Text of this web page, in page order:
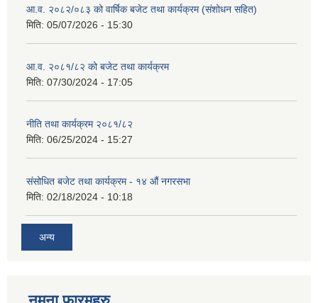
आ.व. २०८२/०८३ को वार्षिक बजेट तथा कार्यक्रम (संशोधन सहित)
मिति: 05/07/2026 - 15:30
आ.व. २०८१/८२ को बजेट तथा कार्यक्रम
मिति: 07/30/2024 - 17:05
नीति तथा कार्यक्रम २०८१/८२
मिति: 06/25/2024 - 15:27
संसोधित बजेट तथा कार्यक्रम - १४ औं नगरसभा
मिति: 02/18/2024 - 10:18
अन्य